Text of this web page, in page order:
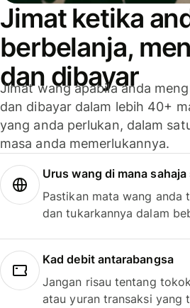
Jimat ketika
berbelanja,
dan dibayar
Jimat wang apabila anda
dan dibayar dalam lebih 40+
yang anda perlukan, dalam
masa anda memerlukannya.
Urus wang di mana
Pastikan mata wang anda
dan tukarkannya dalam
Kad debit antarabangsa
Jangan risau tentang
atau yuran transaksi yang